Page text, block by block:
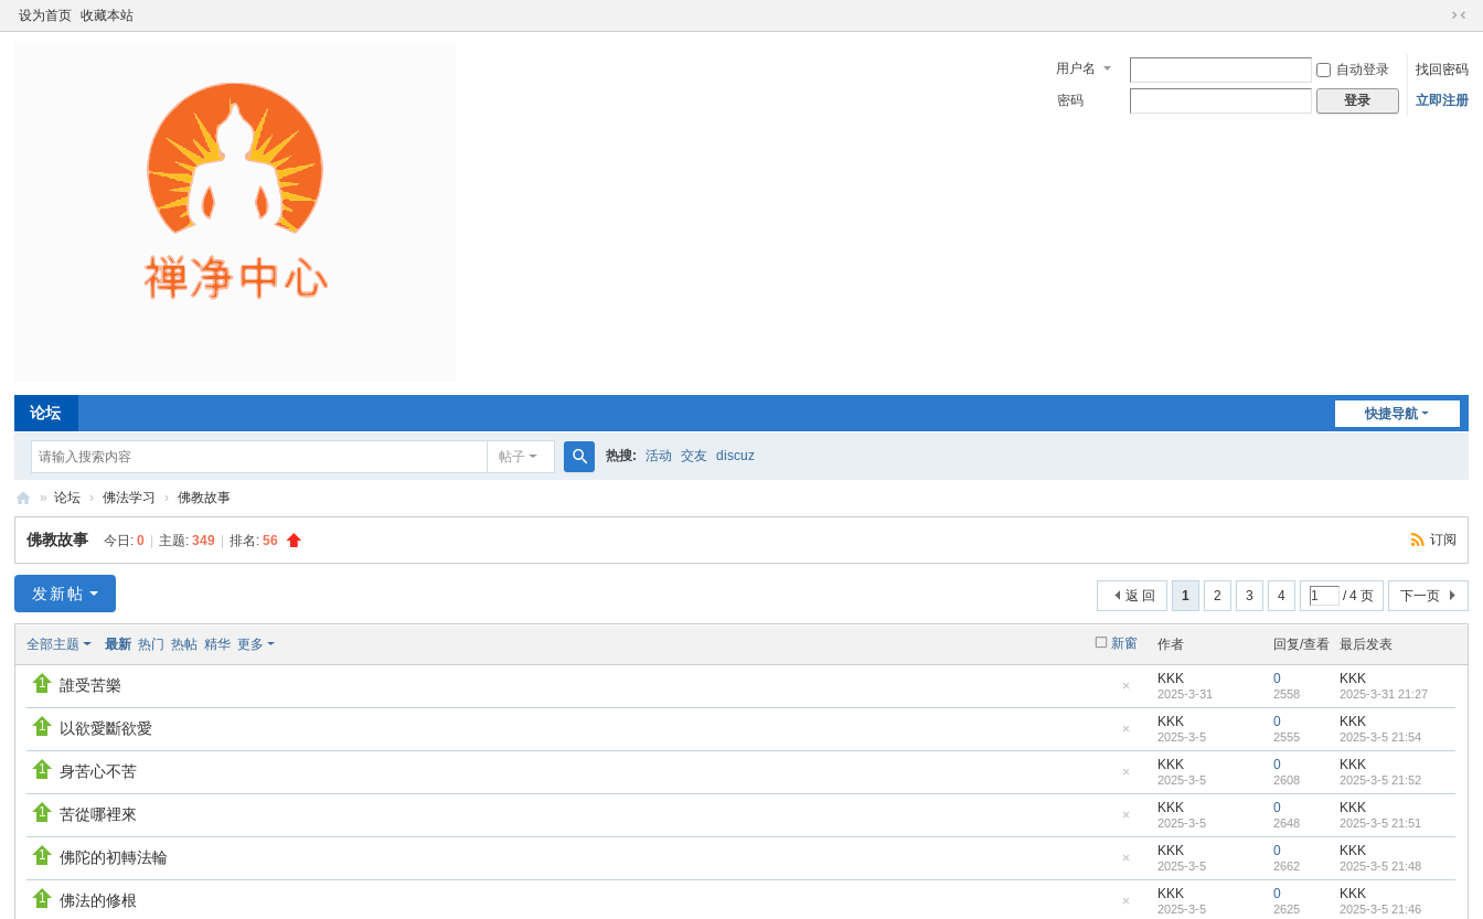
设为首页 收藏本站
切
到
窄
用户名 自动登录
找回密码
密码
登录 立即注册
快捷导航
论坛
帖子
索
热搜: 活动 交友 discuz
禅
净
中
心
» 论坛 › 佛法学习 › 佛教故事
订阅
佛教故事 今日:0 主题:349 排名:56
1 2 3 4 / 4 页 下一页
返 回
发新帖
新窗
全部主题 最新 热门 热帖 精华 更多 作者 回复/查看 最后发表
藏
置
帖
誰受苦樂 KKK
2025-3-31
0
2558
KKK
2025-3-31 21:27
藏
置
帖
以欲愛斷欲愛 KKK
2025-3-5
0
2555
KKK
2025-3-5 21:54
藏
置
帖
身苦心不苦 KKK
2025-3-5
0
2608
KKK
2025-3-5 21:52
藏
置
帖
苦從哪裡來 KKK
2025-3-5
0
2648
KKK
2025-3-5 21:51
藏
置
佛陀的初轉法輪 KKK
2025-3-5
0
2662
KKK
2025-3-5 21:48
佛法的修根 KKK
2025-3-5
0
2625
KKK
2025-3-5 21:46